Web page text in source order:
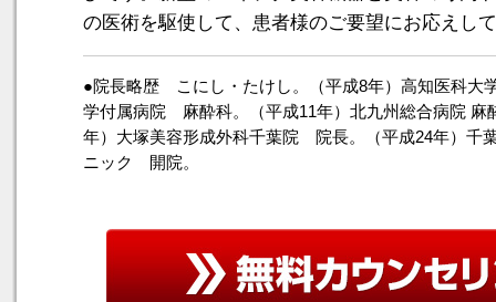
の医術を駆使して、患者様のご要望にお応えし
●院長略歴 こにし・たけし。（平成8年）高知医科大
学付属病院 麻酔科。（平成11年）北九州総合病院 麻
年）大塚美容形成外科千葉院 院長。（平成24年）千
ニック 開院。